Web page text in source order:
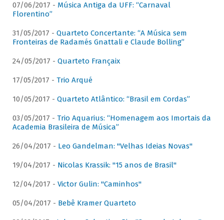
07/06/2017 - Música Antiga da UFF: “Carnaval
Florentino”
31/05/2017 - Quarteto Concertante: “A Música sem
Fronteiras de Radamés Gnattali e Claude Bolling”
24/05/2017 - Quarteto Françaix
17/05/2017 - Trio Arqué
10/05/2017 - Quarteto Atlântico: “Brasil em Cordas”
03/05/2017 - Trio Aquarius: “Homenagem aos Imortais da
Academia Brasileira de Música”
26/04/2017 - Leo Gandelman: "Velhas Ideias Novas"
19/04/2017 - Nicolas Krassik: "15 anos de Brasil"
12/04/2017 - Victor Gulin: "Caminhos"
05/04/2017 - Bebê Kramer Quarteto